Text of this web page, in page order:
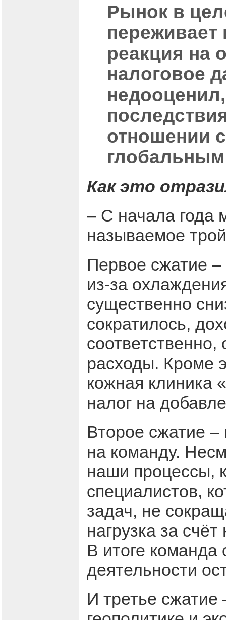
Рынок в
переживает
реакция на
налоговое
отношении
Как это
– С начала года
называемое
Первое сжатие –
из-за
существенно
сократилось,
расходы. Кроме
кожная клиника
налог на
Второе сжатие –
на команду.
наши процессы,
специалистов,
задач, не
нагрузка за
В итоге команда
деятельности
И третье сжатие